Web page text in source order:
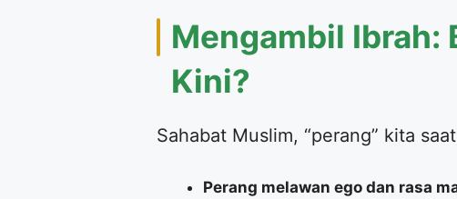
​Mengambil Ibrah:
Kini?
​Sahabat Muslim, “perang” kita
Perang melawan ego dan rasa